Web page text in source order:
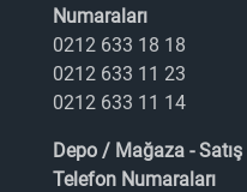
Numaraları
0212 633 18 18
0212 633 11 23
0212 633 11 14
Depo / Mağaza - Satış
Telefon Numaraları